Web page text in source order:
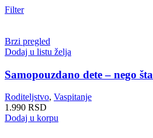
Filter
Brzi pregled
Dodaj u listu želja
Samopouzdano dete – nego šta
Roditeljstvo, Vaspitanje
1.990 RSD
Dodaj u korpu